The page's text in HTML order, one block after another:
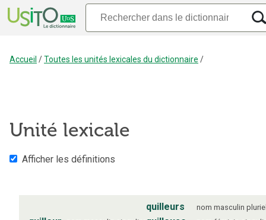
Accueil /Toutes les unités lexicales du dictionnaire /
Unité lexicale
Afficher les définitions
quilleurs nom masculin